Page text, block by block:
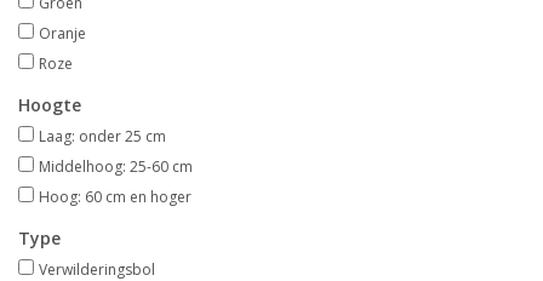
Oranje
Roze
Hoogte
Laag: onder 25 cm
Middelhoog: 25-60 cm
Hoog: 60 cm en hoger
Type
Verwilderingsbol